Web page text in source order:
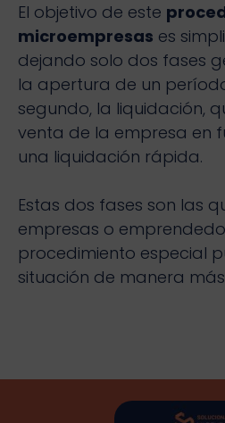
El objetivo de este
microempresas es
dejando solo dos fases
la apertura de un
segundo, la liquidación,
venta de la empresa en
una liquidación rápida.
Estas dos fases son las
empresas o
procedimiento especial
situación de manera